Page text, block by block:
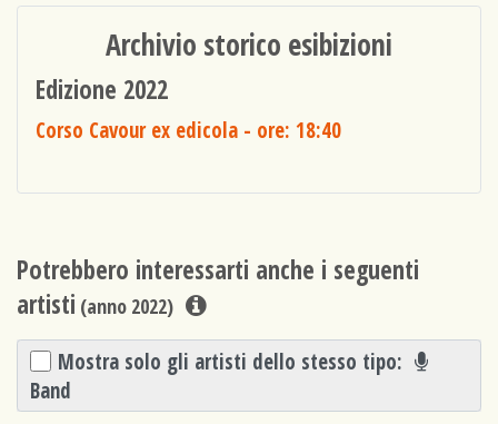
Archivio storico esibizioni
Edizione 2022
Corso Cavour ex edicola - ore: 18:40
Potrebbero interessarti anche i seguenti
artisti (anno 2022)
Mostra solo gli artisti dello stesso tipo:
Band